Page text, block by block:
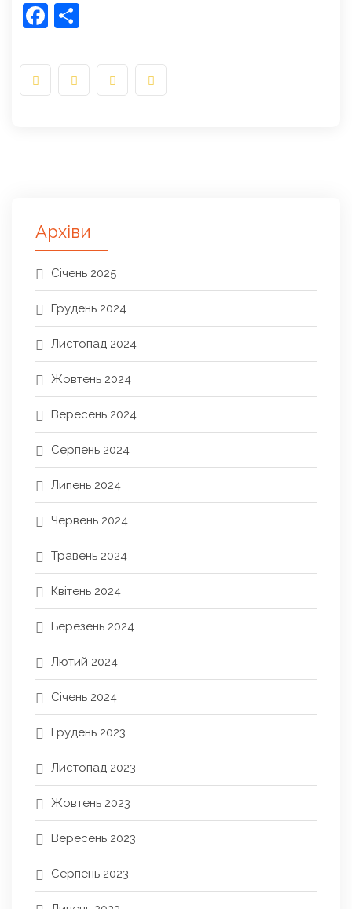
Facebook
Архіви
Січень 2025
Грудень 2024
Листопад 2024
Жовтень 2024
Вересень 2024
Серпень 2024
Липень 2024
Червень 2024
Травень 2024
Квітень 2024
Березень 2024
Лютий 2024
Січень 2024
Грудень 2023
Листопад 2023
Жовтень 2023
Вересень 2023
Серпень 2023